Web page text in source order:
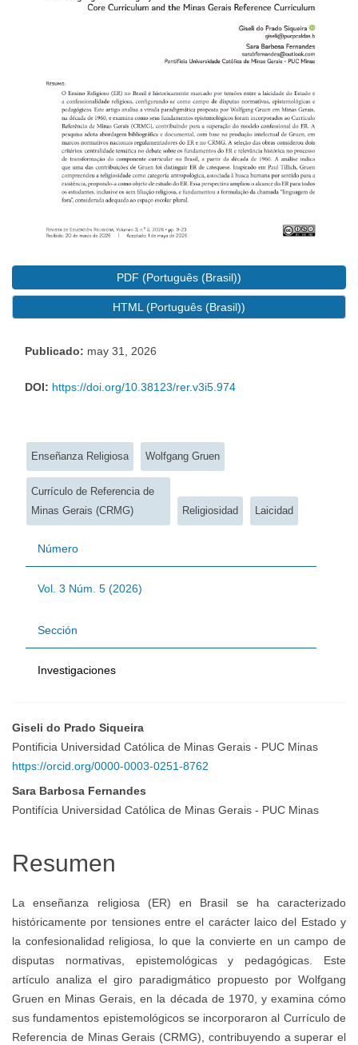
PDF (Português (Brasil))
HTML (Português (Brasil))
Publicado: may 31, 2026
DOI: https://doi.org/10.38123/rer.v3i5.974
Enseñanza Religiosa Wolfgang Gruen
Currículo de Referencia de
Minas Gerais (CRMG)
Religiosidad Laicidad
Número
Vol. 3 Núm. 5 (2026)
Sección
Investigaciones
Contenido
principal
artículo
Giseli do Prado Siqueira
Pontificia Universidad Católica de Minas Gerais - PUC Minas
https://orcid.org/0000-0003-0251-8762
Sara Barbosa Fernandes
Pontifícia Universidad Católica de Minas Gerais - PUC Minas
Resumen
La enseñanza religiosa (ER) en Brasil se ha caracterizado
históricamente por tensiones entre el carácter laico del Estado y
la confesionalidad religiosa, lo que la convierte en un campo de
disputas normativas, epistemológicas y pedagógicas. Este
artículo analiza el giro paradigmático propuesto por Wolfgang
Gruen en Minas Gerais, en la década de 1970, y examina cómo
sus fundamentos epistemológicos se incorporaron al Currículo de
Referencia de Minas Gerais (CRMG), contribuyendo a superar el